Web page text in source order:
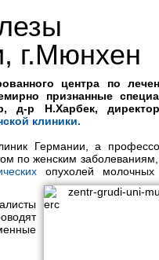
г.Мюнхен
центра по
признанные
д-р Н.Харбек,
клиники.
Германии, а
по женским
опухолей